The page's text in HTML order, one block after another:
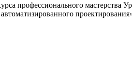
профессионального мастерства